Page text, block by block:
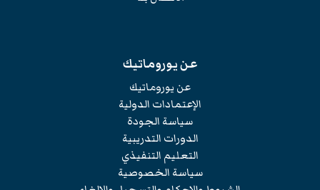
عن يوروماتيك
عن يوروماتيك
الإعتمادات الدولية
سياسة الجودة
الدورات التدريبية
التعليم التنفيذي
سياسة الخصوصية